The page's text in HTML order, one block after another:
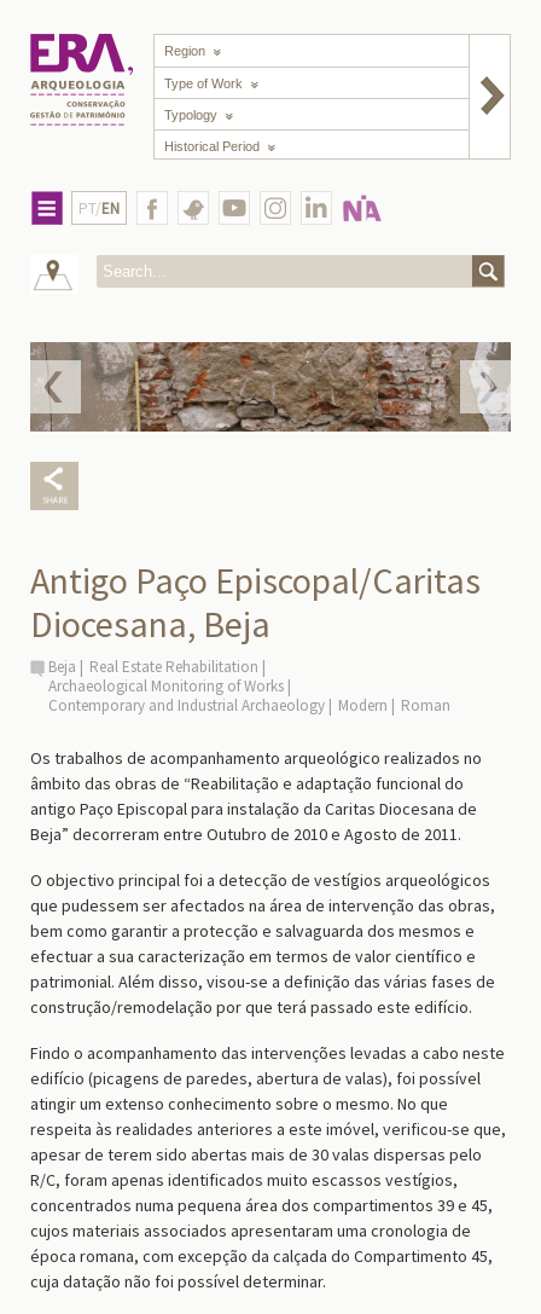
Region
Type of Work
Typology
Historical Period
PT/EN
Antigo Paço Episcopal/Caritas
Diocesana, Beja
Beja
Real Estate Rehabilitation
Archaeological Monitoring of Works
Contemporary and Industrial Archaeology
Modern Roman
Os trabalhos de acompanhamento arqueológico realizados no
âmbito das obras de “Reabilitação e adaptação funcional do
antigo Paço Episcopal para instalação da Caritas Diocesana de
Beja” decorreram entre Outubro de 2010 e Agosto de 2011.
O objectivo principal foi a detecção de vestígios arqueológicos
que pudessem ser afectados na área de intervenção das obras,
bem como garantir a protecção e salvaguarda dos mesmos e
efectuar a sua caracterização em termos de valor científico e
patrimonial. Além disso, visou-se a definição das várias fases de
construção/remodelação por que terá passado este edifício.
Findo o acompanhamento das intervenções levadas a cabo neste
edifício (picagens de paredes, abertura de valas), foi possível
atingir um extenso conhecimento sobre o mesmo. No que
respeita às realidades anteriores a este imóvel, verificou-se que,
apesar de terem sido abertas mais de 30 valas dispersas pelo
R/C, foram apenas identificados muito escassos vestígios,
concentrados numa pequena área dos compartimentos 39 e 45,
cujos materiais associados apresentaram uma cronologia de
época romana, com excepção da calçada do Compartimento 45,
cuja datação não foi possível determinar.